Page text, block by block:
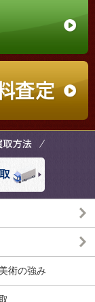
術の強み